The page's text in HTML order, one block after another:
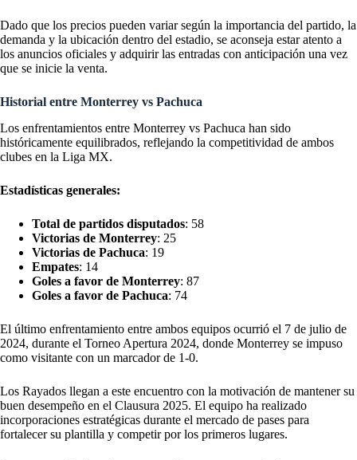
Dado que los precios pueden variar según la importancia del partido, la
demanda y la ubicación dentro del estadio, se aconseja estar atento a
los anuncios oficiales y adquirir las entradas con anticipación una vez
que se inicie la venta.
Historial entre Monterrey vs Pachuca
Los enfrentamientos entre Monterrey vs Pachuca han sido
históricamente equilibrados, reflejando la competitividad de ambos
clubes en la Liga MX.
Estadísticas generales:
Total de partidos disputados: 58
Victorias de Monterrey: 25
Victorias de Pachuca: 19
Empates: 14
Goles a favor de Monterrey: 87
Goles a favor de Pachuca: 74
El último enfrentamiento entre ambos equipos ocurrió el 7 de julio de
2024, durante el Torneo Apertura 2024, donde Monterrey se impuso
como visitante con un marcador de 1-0.
Los Rayados llegan a este encuentro con la motivación de mantener su
buen desempeño en el Clausura 2025. El equipo ha realizado
incorporaciones estratégicas durante el mercado de pases para
fortalecer su plantilla y competir por los primeros lugares.